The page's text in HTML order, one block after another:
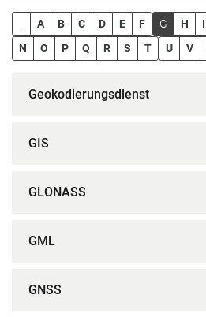
A B C D E F G H I
N
O P Q R S T U V
Geokodierungsdienst
GIS
GLONASS
GML
GNSS